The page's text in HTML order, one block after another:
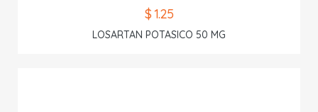
$ 1.25
LOSARTAN POTASICO 50 MG